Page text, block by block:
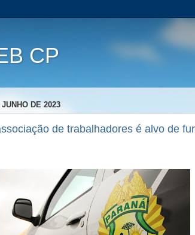
CP
DE 2023
de trabalhadores é alvo de